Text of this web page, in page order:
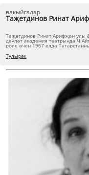
вакыйгалар
Таҗетдинов Ринат
Таҗетдинов Ринат Арифҗан улы
дәүләт академия театрында
роле өчен 1967 елда
Тулырак